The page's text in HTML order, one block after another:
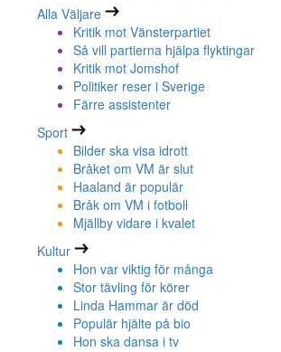
Alla Väljare
Kritik mot Vänsterpartiet
Så vill partierna hjälpa flyktingar
Kritik mot Jomshof
Politiker reser i Sverige
Färre assistenter
Sport
Bilder ska visa idrott
Bråket om VM är slut
Haaland är populär
Bråk om VM i fotboll
Mjällby vidare i kvalet
Kultur
Hon var viktig för många
Stor tävling för körer
Linda Hammar är död
Populär hjälte på bio
Hon ska dansa i tv